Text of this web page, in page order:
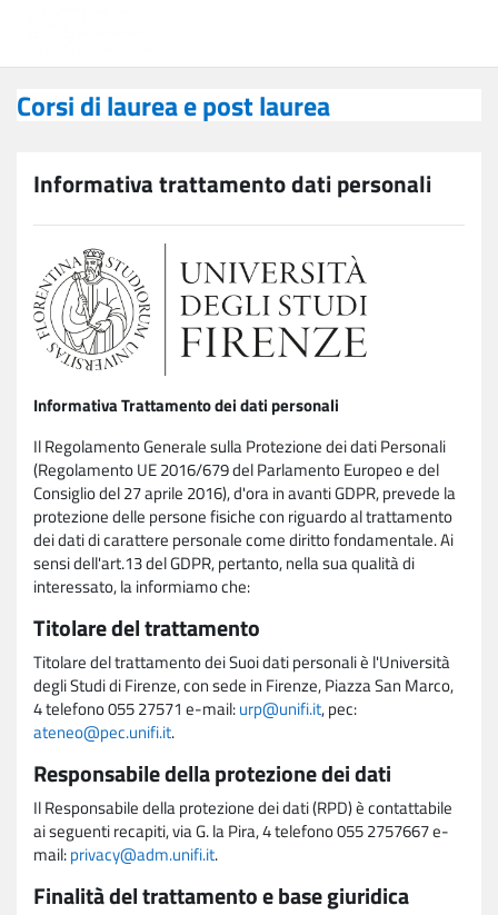
Corsi di laurea e post laurea
Informativa trattamento dati personali
Informativa Trattamento dei dati personali
Il Regolamento Generale sulla Protezione dei dati Personali
(Regolamento UE 2016/679 del Parlamento Europeo e del
Consiglio del 27 aprile 2016), d'ora in avanti GDPR, prevede la
protezione delle persone fisiche con riguardo al trattamento
dei dati di carattere personale come diritto fondamentale. Ai
sensi dell'art.13 del GDPR, pertanto, nella sua qualità di
interessato, la informiamo che:
Titolare del trattamento
Titolare del trattamento dei Suoi dati personali è l'Università
degli Studi di Firenze, con sede in Firenze, Piazza San Marco,
4 telefono 055 27571 e-mail:urp@unifi.it, pec:
ateneo@pec.unifi.it.
Responsabile della protezione dei dati
Il Responsabile della protezione dei dati (RPD) è contattabile
ai seguenti recapiti, via G. la Pira, 4 telefono 055 2757667 e-
mail:privacy@adm.unifi.it.
Finalità del trattamento e base giuridica